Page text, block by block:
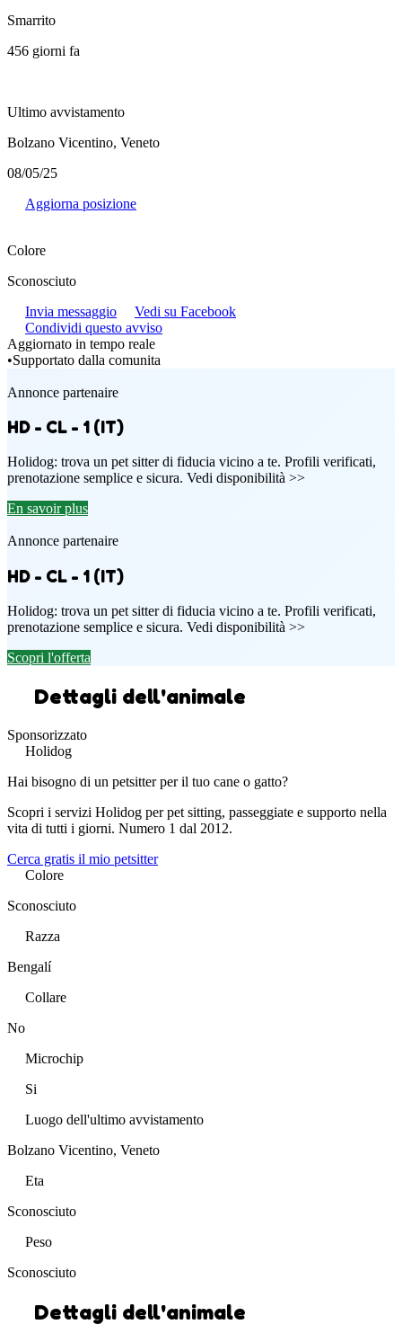
Smarrito
456 giorni fa
Ultimo avvistamento
Bolzano Vicentino, Veneto
08/05/25
Aggiorna posizione
Colore
Sconosciuto
Invia messaggio
Vedi su Facebook
Condividi questo avviso
Aggiornato in tempo reale
•Supportato dalla comunita
Annonce partenaire
HD - CL - 1 (IT)
Holidog: trova un pet sitter di fiducia vicino a te. Profili verificati,
prenotazione semplice e sicura. Vedi disponibilità >>
En savoir plus
Annonce partenaire
HD - CL - 1 (IT)
Holidog: trova un pet sitter di fiducia vicino a te. Profili verificati,
prenotazione semplice e sicura. Vedi disponibilità >>
Scopri l'offerta
Dettagli dell'animale
Sponsorizzato
Holidog
Hai bisogno di un petsitter per il tuo cane o gatto?
Scopri i servizi Holidog per pet sitting, passeggiate e supporto nella
vita di tutti i giorni. Numero 1 dal 2012.
Cerca gratis il mio petsitter
Colore
Sconosciuto
Razza
Bengalí
Collare
No
Microchip
Si
Luogo dell'ultimo avvistamento
Bolzano Vicentino, Veneto
Eta
Sconosciuto
Peso
Sconosciuto
Dettagli dell'animale